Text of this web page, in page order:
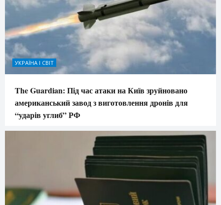
УКРАЇНА І СВІТ
The Guardian: Під час атаки на Київ зруйновано
американський завод з виготовлення дронів для
“ударів углиб” РФ